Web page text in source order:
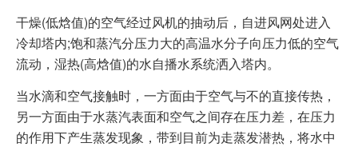
干燥(低焓值)的空气经过风机的抽动后，自进风网处进入
冷却塔内;饱和蒸汽分压力大的高温水分子向压力低的空气
流动，湿热(高焓值)的水自播水系统洒入塔内。
当水滴和空气接触时，一方面由于空气与不的直接传热，
另一方面由于水蒸汽表面和空气之间存在压力差，在压力
的作用下产生蒸发现象，带到目前为走蒸发潜热，将水中